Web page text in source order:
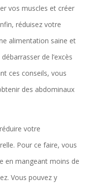
vos muscles et créer
réduisez votre
alimentation saine et
de l’excès
ces conseils, vous
des abdominaux
votre
Pour ce faire, vous
en mangeant moins de
Vous pouvez y